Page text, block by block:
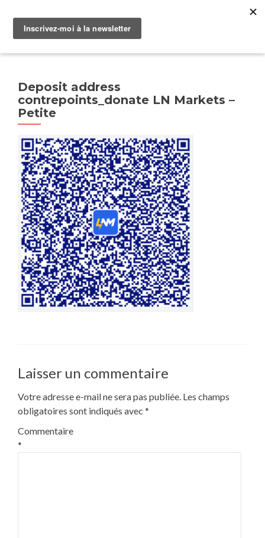
Deposit address
contrepoints_donate LN Markets –
Petite
Laisser un commentaire
Votre adresse e-mail ne sera pas publiée. Les champs
obligatoires sont indiqués avec *
Commentaire
*